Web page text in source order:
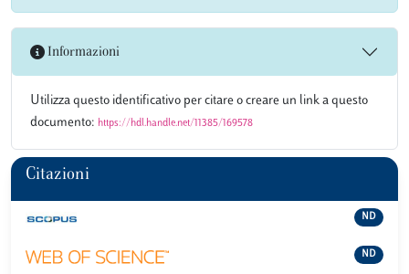
Informazioni
Utilizza questo identificativo per citare o creare un link a questo
documento: https://hdl.handle.net/11385/169578
Citazioni
ND
ND